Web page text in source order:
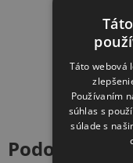
Podobné
Táto webová
Používaním
súhlas s
súlade s